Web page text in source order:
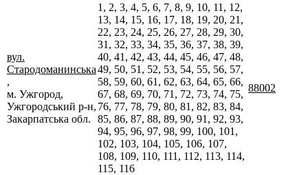
вул.
Стародоманинська
,
м. Ужгород,
Ужгородський р-н,
Закарпатська обл.
1, 2, 3, 4, 5, 6, 7, 8, 9, 10, 11, 12,
13, 14, 15, 16, 17, 18, 19, 20, 21,
22, 23, 24, 25, 26, 27, 28, 29, 30,
31, 32, 33, 34, 35, 36, 37, 38, 39,
40, 41, 42, 43, 44, 45, 46, 47, 48,
49, 50, 51, 52, 53, 54, 55, 56, 57,
58, 59, 60, 61, 62, 63, 64, 65, 66,
67, 68, 69, 70, 71, 72, 73, 74, 75,
76, 77, 78, 79, 80, 81, 82, 83, 84,
85, 86, 87, 88, 89, 90, 91, 92, 93,
94, 95, 96, 97, 98, 99, 100, 101,
102, 103, 104, 105, 106, 107,
108, 109, 110, 111, 112, 113, 114,
115, 116
88002